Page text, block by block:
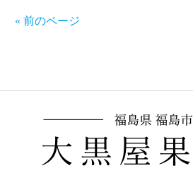
« 前のページ